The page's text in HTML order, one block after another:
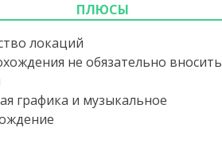
ПЛЮСЫ
локаций
не обязательно вносить
графика и музыкальное